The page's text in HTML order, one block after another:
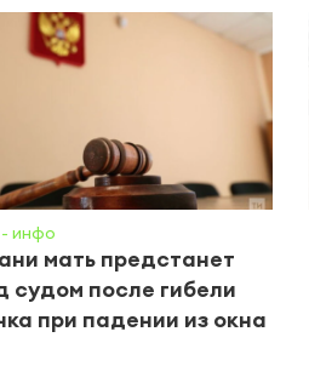
инфо
мать предстанет
судом после гибели
при падении из окна